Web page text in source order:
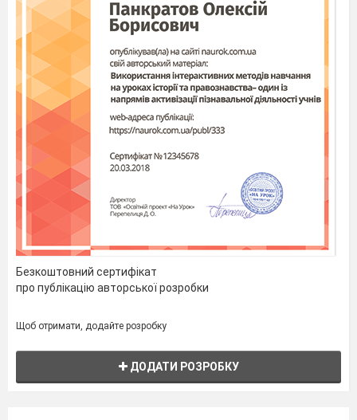
Безкоштовний сертифікат
про публікацію авторської розробки
Щоб отримати, додайте розробку
ДОДАТИ РОЗРОБКУ